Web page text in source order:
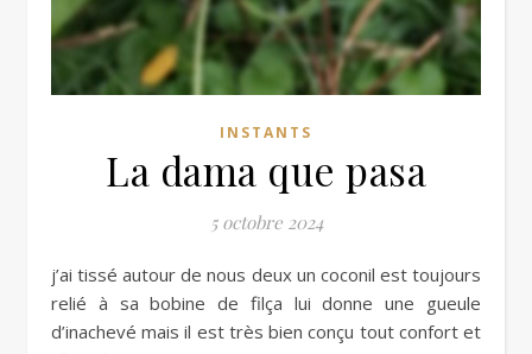
INSTANTS
La dama que pasa
5 octobre 2024
j’ai tissé autour de nous deux un coconil est toujours
relié à sa bobine de filça lui donne une gueule
d’inachevé mais il est très bien conçu tout confort et